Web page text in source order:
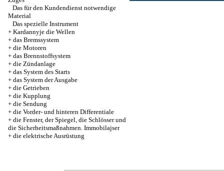
Das für den Kundendienst notwendige
Material
Das spezielle Instrument
+ Kardannyje die Wellen
+ das Bremssystem
+ die Motoren
+ das Brennstoffsystem
+ die Zündanlage
+ das System des Starts
+ das System der Ausgabe
+ die Getrieben
+ die Kupplung
+ die Sendung
+ die Vorder- und hinteren Differentiale
+ die Fenster, der Spiegel, die Schlösser und
die Sicherheitsmaßnahmen. Immobilajser
+ die elektrische Ausrüstung